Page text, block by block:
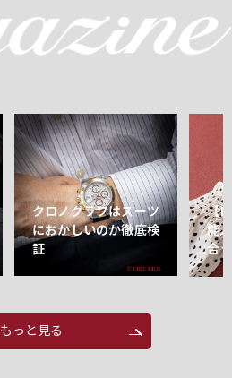
クロノグラフはスーツ
におかしいのか徹底検
証
【
能
合
もっと見る